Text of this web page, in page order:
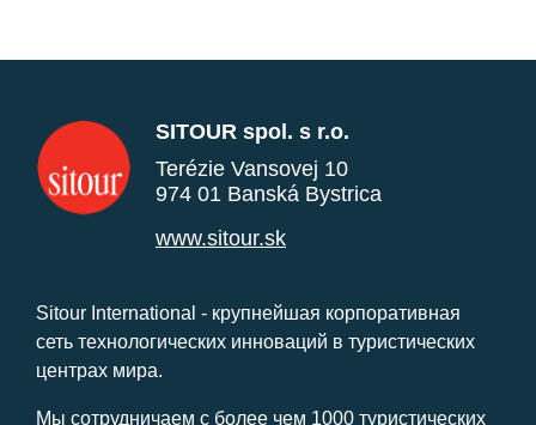
SITOUR spol. s r.o.
Terézie Vansovej 10
974 01 Banská Bystrica
www.sitour.sk
Sitour International - крупнейшая корпоративная
сеть технологических инноваций в туристических
центрах мира.
Мы сотрудничаем с более чем 1000 туристических